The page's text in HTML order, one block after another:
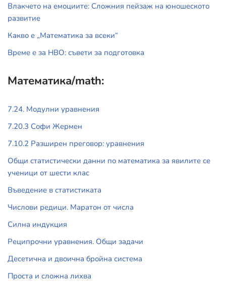
Влакчето на емоциите: Сложния пейзаж на юношеското
развитие
Какво е „Математика за всеки“
Време е за НВО: съвети за подготовка
Математика/math:
7.24. Модулни уравнения
7.20.3 Софи Жермен
7.10.2 Разширен преговор: уравнения
Общи статистически данни по математика за явилите се
ученици от шести клас
Въведение в статистиката
Числови редици. Маратон от числа
Силна индукция
Реципрочни уравнения. Общи задачи
Десетична и двоична бройна система
Проста и сложна лихва